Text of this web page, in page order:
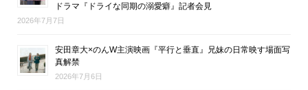
ドラマ『ドライな同期の溺愛癖』記者会見
2026年7月7日
安田章大×のんW主演映画『平行と垂直』兄妹の日常映す場面写
真解禁
2026年7月6日